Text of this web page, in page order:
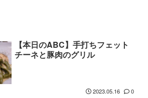
【本日のABC】手打ちフェット
チーネと豚肉のグリル
2023.05.16 0